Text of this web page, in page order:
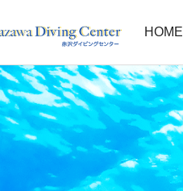
HOME